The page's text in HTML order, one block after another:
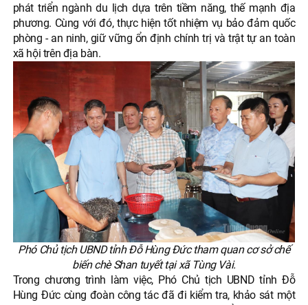
phát triển ngành du lịch dựa trên tiềm năng, thế mạnh địa
phương. Cùng với đó, thực hiện tốt nhiệm vụ bảo đảm quốc
phòng - an ninh, giữ vững ổn định chính trị và trật tự an toàn
xã hội trên địa bàn.
Phó Chủ tịch UBND tỉnh Đỗ Hùng Đức tham quan cơ sở chế
biến chè Shan tuyết tại xã Tùng Vài.
Trong chương trình làm việc, Phó Chủ tịch UBND tỉnh Đỗ
Hùng Đức cùng đoàn công tác đã đi kiểm tra, khảo sát một